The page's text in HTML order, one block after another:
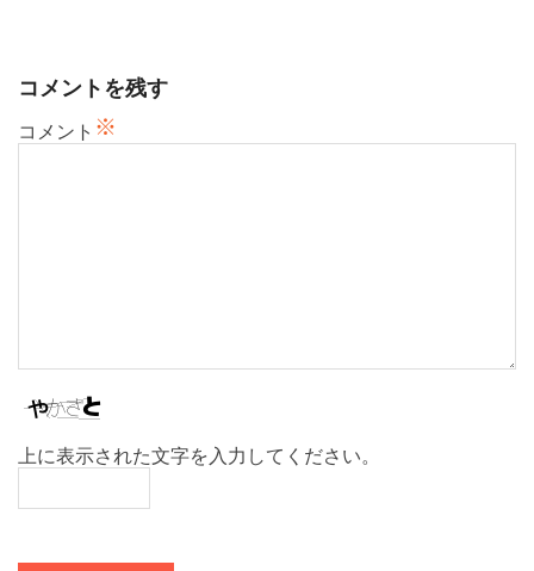
コメントを残す
コメント ※
上に表示された文字を入力してください。